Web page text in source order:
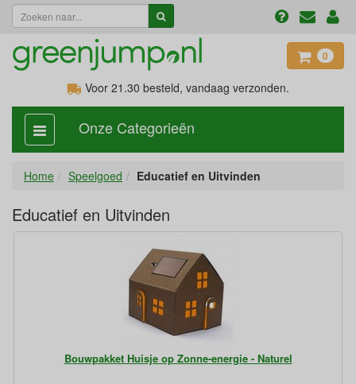
0
Voor 21.30 besteld, vandaag verzonden.
categorie
aan,
Onze Categorieën
Home Speelgoed Educatief en Uitvinden
Educatief en Uitvinden
Bouwpakket Huisje op Zonne-energie - Naturel